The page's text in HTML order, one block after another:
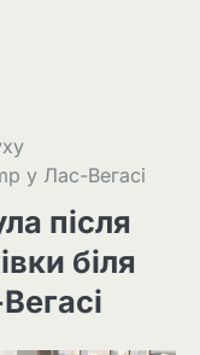
у Лас-Вегасі
після
біля